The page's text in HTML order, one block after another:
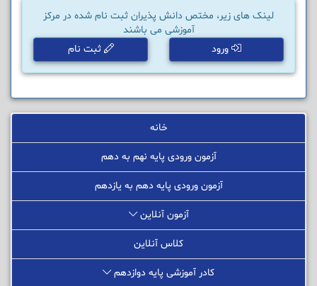
لینک های زیر، مختص دانش پذیران ثبت نام شده در مرکز
آموزشی می باشند
ورود
ثبت نام
خانه
آزمون ورودی پایه نهم به دهم
آزمون ورودی پایه دهم به یازدهم
آزمون آنلاین
کلاس آنلاین
کادر آموزشی پایه دوازدهم